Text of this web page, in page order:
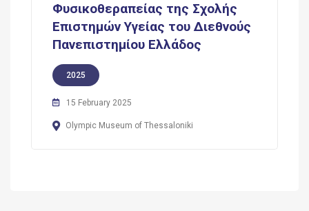
Φυσικοθεραπείας της Σχολής
Επιστημών Υγείας του Διεθνούς
Πανεπιστημίου Ελλάδος
2025
15 February 2025
Olympic Museum of Thessaloniki